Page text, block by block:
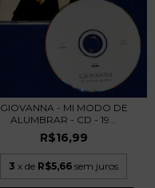
GIOVANNA - MI MODO DE
ALUMBRAR - CD - 19...
R$16,99
3 x de R$5,66 sem juros